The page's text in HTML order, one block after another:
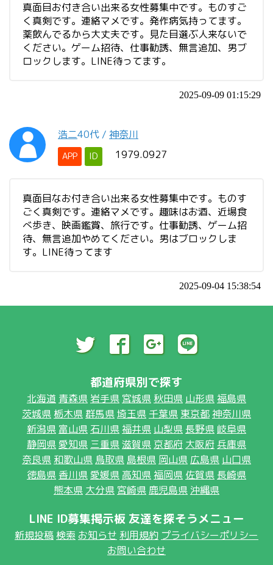
真面目お付き合い出来る女性募集中です。ものすご
く真剣です。連絡マメです。発作病気持ってます。
薬飲んでるから大丈夫です。見た目選ぶ人来ないで
ください。ゲーム招待、仕事勧誘、無言追加、男ブ
ロックします。LINE待ってます。
2025-09-09 01:15:29
浩二40代 / 神奈川
APP ID 1979.0927
真面目なお付き合い出来る女性募集中です。ものす
ごく真剣です。連絡マメです。趣味はお酒、近場食
べ歩き、映画鑑賞、旅行です。仕事勧誘、ゲーム招
待、無言追加やめてください。男はブロックしま
す。LINE待ってます
2025-09-04 15:38:54
都道府県別で探す
北海道 青森県 岩手県 宮城県 秋田県 山形県福島県
茨城県 栃木県群馬県埼玉県 千葉県 東京都神奈川県
新潟県 富山県 石川県福井県 山梨県 長野県 岐阜県
静岡県愛知県 三重県滋賀県 京都府 大阪府 兵庫県
奈良県 和歌山県 鳥取県 島根県 岡山県 広島県 山口県
徳島県 香川県愛媛県 高知県福岡県 佐賀県 長崎県
熊本県 大分県 宮崎県 鹿児島県 沖縄県
LINE ID募集掲示板 友達を探そうメニュー
新規投稿 検索 お知らせ 利用規約 プライバシーポリシー
お問い合わせ